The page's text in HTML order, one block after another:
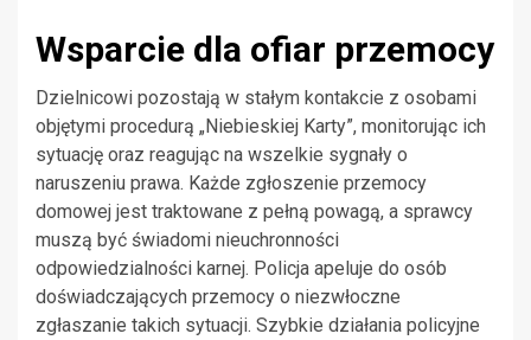
Wsparcie dla ofiar przemocy
Dzielnicowi pozostają w stałym kontakcie z osobami
objętymi procedurą „Niebieskiej Karty”, monitorując ich
sytuację oraz reagując na wszelkie sygnały o
naruszeniu prawa. Każde zgłoszenie przemocy
domowej jest traktowane z pełną powagą, a sprawcy
muszą być świadomi nieuchronności
odpowiedzialności karnej. Policja apeluje do osób
doświadczających przemocy o niezwłoczne
zgłaszanie takich sytuacji. Szybkie działania policyjne